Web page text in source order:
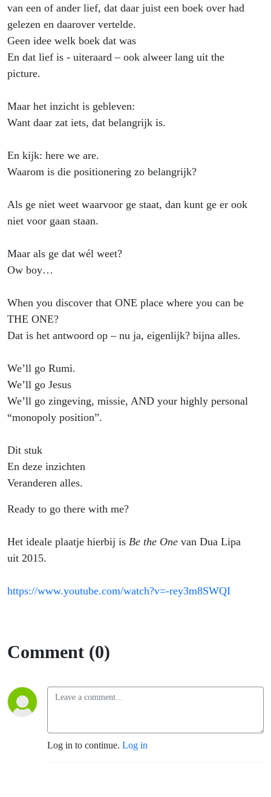
van een of ander lief, dat daar juist een boek over had
gelezen en daarover vertelde.
Geen idee welk boek dat was
En dat lief is - uiteraard – ook alweer lang uit the
picture.
Maar het inzicht is gebleven:
Want daar zat iets, dat belangrijk is.
En kijk: here we are.
Waarom is die positionering zo belangrijk?
Als ge niet weet waarvoor ge staat, dan kunt ge er ook
niet voor gaan staan.
Maar als ge dat wél weet?
Ow boy…
When you discover that ONE place where you can be
THE ONE?
Dat is het antwoord op – nu ja, eigenlijk? bijna alles.
We’ll go Rumi.
We’ll go Jesus
We’ll go zingeving, missie, AND your highly personal
“monopoly position”.
Dit stuk
En deze inzichten
Veranderen alles.
Ready to go there with me?
Het ideale plaatje hierbij is Be the One van Dua Lipa
uit 2015.
https://www.youtube.com/watch?v=-rey3m8SWQI
Comment (0)
Log in to continue. Log in